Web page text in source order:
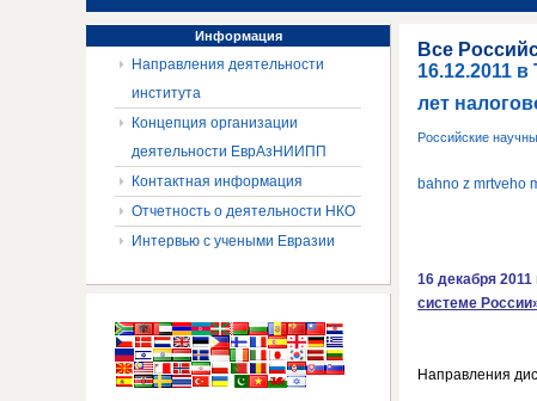
Все
16.12.2011
лет
Российские
bahno z mrtveho
16 декабря
системе
Направления
Информация
Направления деятельности
института
Концепция организации
деятельности ЕврАзНИИПП
Контактная информация
Отчетность о деятельности НКО
Интервью с учеными Евразии